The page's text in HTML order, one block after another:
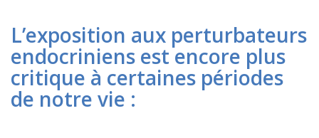
L’exposition aux perturbateurs
endocriniens est encore plus
critique à certaines périodes
de notre vie :